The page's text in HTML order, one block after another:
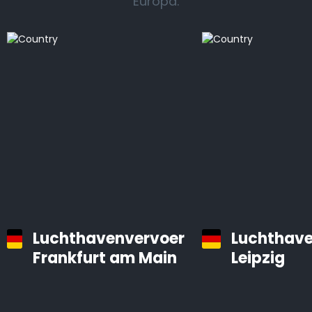
Luchthavenvervoer
Frankfurt am Main
Leipzig